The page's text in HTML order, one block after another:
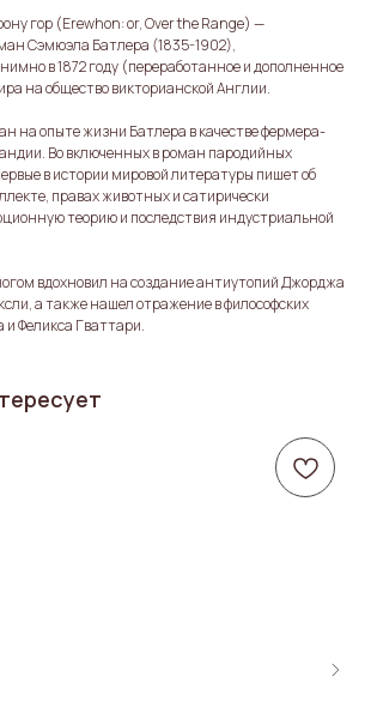
гор (Erewhon: or, Over the Range) —
Сэмюэла Батлера (1835-1902),
в 1872 году (переработанное и дополненное
на общество викторианской Англии.
на опыте жизни Батлера в качестве фермера-
Во включенных в роман пародийных
в истории мировой литературы пишет об
правах животных и сатирически
теорию и последствия индустриальной
вдохновил на создание антиутопий Джорджа
а также нашел отражение в философских
Феликса Гваттари.